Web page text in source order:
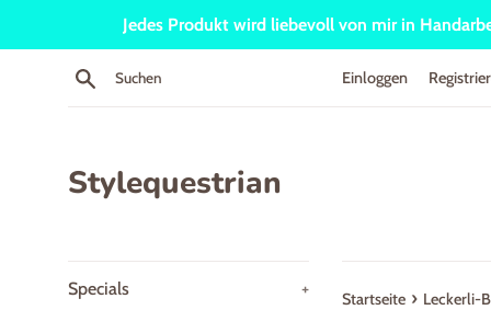
Jedes Produkt wird liebevoll von mir in
Suchen Einloggen
Stylequestrian
Specials + Startseite › Leckerli-